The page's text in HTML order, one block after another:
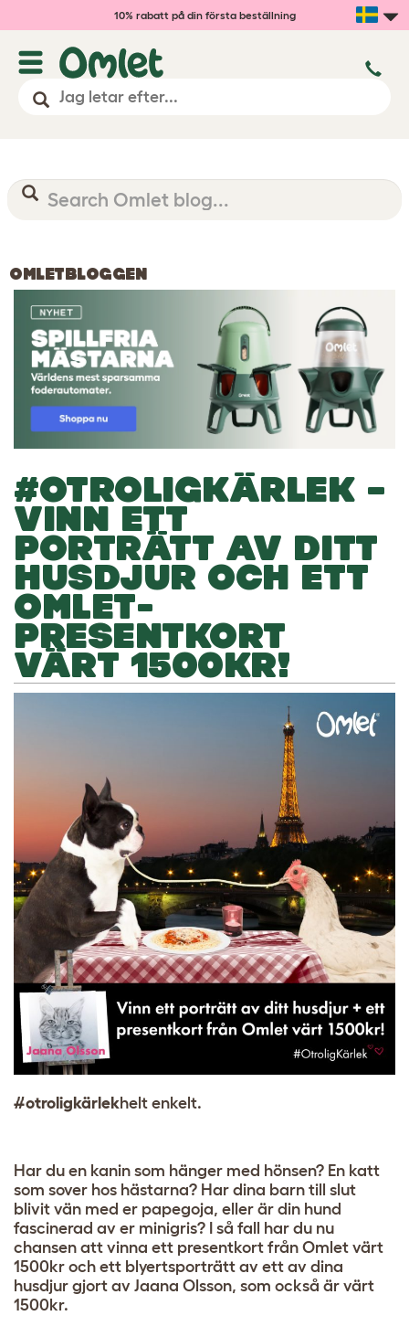
10% rabatt på din första beställning
OMLETBLOGGEN
#OTROLIGKÄRLEK –
VINN ETT
PORTRÄTT AV DITT
HUSDJUR OCH ETT
OMLET-
PRESENTKORT
VÄRT 1500KR!
#otroligkärlekhelt enkelt.
Har du en kanin som hänger med hönsen? En katt
som sover hos hästarna? Har dina barn till slut
blivit vän med er papegoja, eller är din hund
fascinerad av er minigris? I så fall har du nu
chansen att vinna ett presentkort från Omlet värt
1500kr och ett blyertsporträtt av ett av dina
husdjur gjort av Jaana Olsson, som också är värt
1500kr.